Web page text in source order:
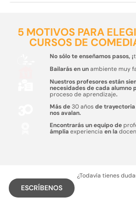
5 MOTIVOS PARA
CURSOS DE
No sólo te enseñamos pasos, ¡
Bailarás en unambiente muy
Nuestros profesores están
necesidades de cada alumno
proceso de aprendizaje.
Más de30 añosde trayectoria
nos avalan.
Encontrarás un equipo de
ámpliaexperiencia en la
¿Todavía tienes
ESCRÍBENOS